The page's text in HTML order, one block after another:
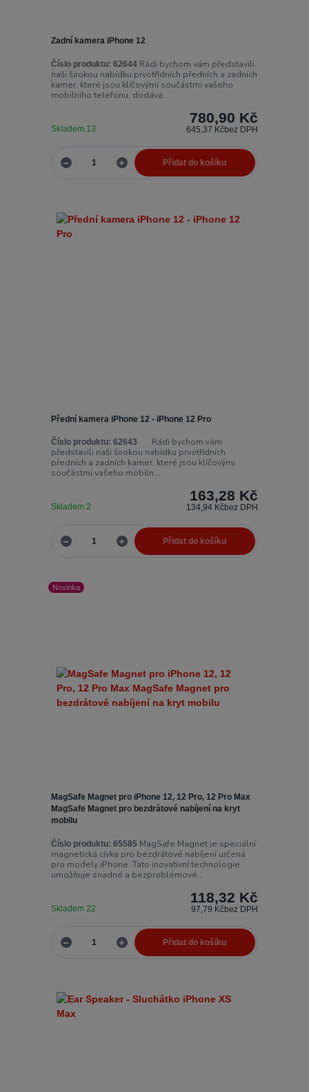
Zadní kamera iPhone 12
Číslo produktu: 62644Rádi bychom vám představili
naši širokou nabídku prvotřídních předních a zadních
kamer, které jsou klíčovými součástmi vašeho
mobilního telefonu, dodává...
780,90 Kč
645,37 Kčbez DPH
Skladem 13
Přidat do košíku
Přední kamera iPhone 12 - iPhone 12 Pro
Číslo produktu: 62643
Rádi bychom vám
představili naši širokou nabídku prvotřídních
předních a zadních kamer, které jsou klíčovými
součástmi vašeho mobiln...
163,28 Kč
134,94 Kčbez DPH
Skladem 2
Přidat do košíku
Novinka
MagSafe Magnet pro iPhone 12, 12 Pro, 12 Pro Max
MagSafe Magnet pro bezdrátové nabíjení na kryt
mobilu
Číslo produktu: 65585 MagSafe Magnet je speciální
magnetická cívka pro bezdrátové nabíjení určená
pro modely iPhone. Tato inovativní technologie
umožňuje snadné a bezproblémové...
118,32 Kč
97,79 Kčbez DPH
Skladem 22
Přidat do košíku